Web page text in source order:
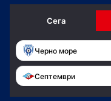
Сега
Черно море
Септември